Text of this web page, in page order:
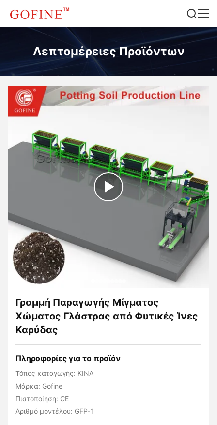
Λεπτομέρειες Προϊόντων
Γραμμή Παραγωγής Μίγματος
Χώματος Γλάστρας από Φυτικές Ίνες
Καρύδας
Πληροφορίες για το προϊόν
Τόπος καταγωγής: ΚΙΝΑ
Μάρκα: Gofine
Πιστοποίηση: CE
Αριθμό μοντέλου: GFP-1